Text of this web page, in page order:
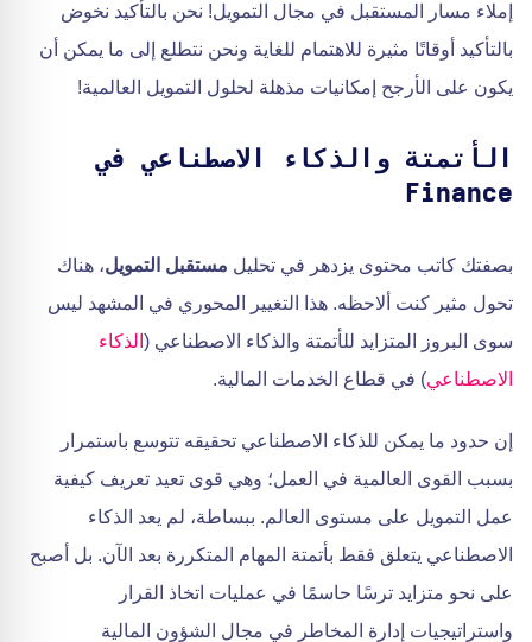
إملاء مسار المستقبل في مجال التمويل! نحن بالتأكيد نخوض
بالتأكيد أوقاتًا مثيرة للاهتمام للغاية ونحن نتطلع إلى ما يمكن أن
يكون على الأرجح إمكانيات مذهلة لحلول التمويل العالمية!
الأتمتة والذكاء الاصطناعي في
Finance
بصفتك كاتب محتوى يزدهر في تحليل مستقبل التمويل، هناك
تحول مثير كنت ألاحظه. هذا التغيير المحوري في المشهد ليس
سوى البروز المتزايد للأتمتة والذكاء الاصطناعي ( الذكاء
الاصطناعي) في قطاع الخدمات المالية.
إن حدود ما يمكن للذكاء الاصطناعي تحقيقه تتوسع باستمرار
بسبب القوى العالمية في العمل؛ وهي قوى تعيد تعريف كيفية
عمل التمويل على مستوى العالم. ببساطة، لم يعد الذكاء
الاصطناعي يتعلق فقط بأتمتة المهام المتكررة بعد الآن. بل أصبح
على نحو متزايد ترسًا حاسمًا في عمليات اتخاذ القرار
واستراتيجيات إدارة المخاطر في مجال الشؤون المالية